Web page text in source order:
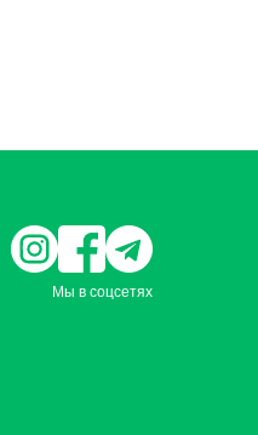
Мы в соцсетях